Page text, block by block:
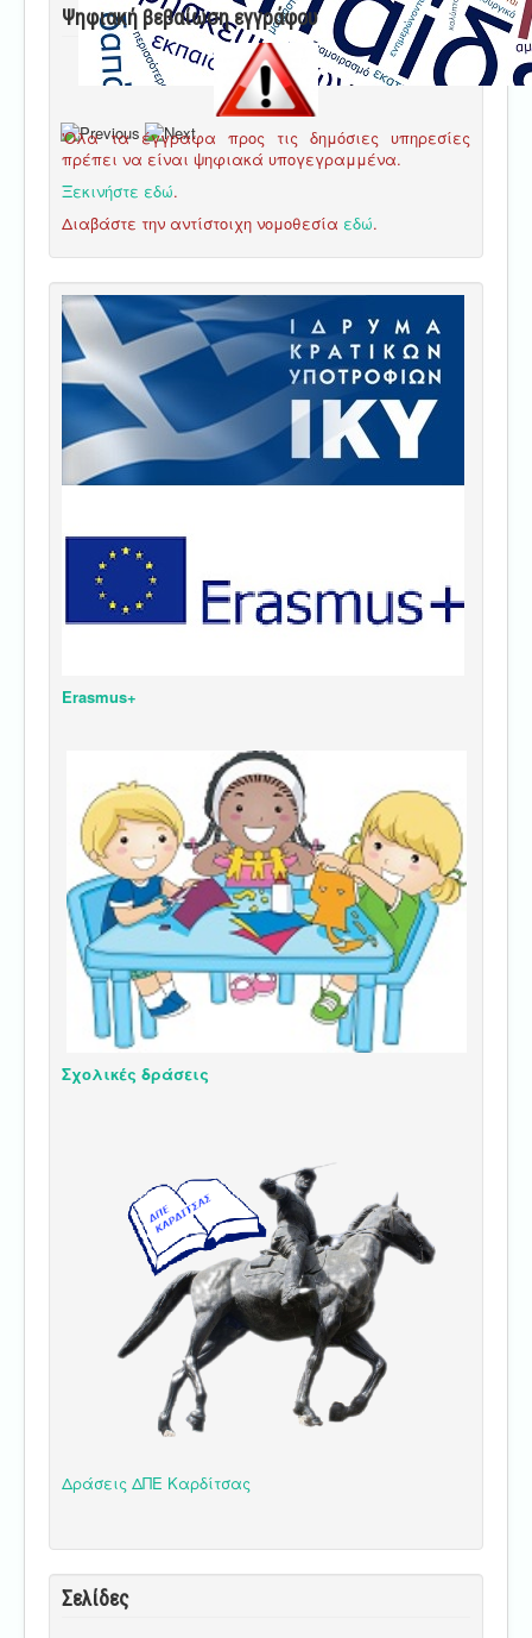
Ψηφιακή βεβαίωση εγγράφου
'Ολα τα έγγραφα προς τις δημόσιες υπηρεσίες
πρέπει να είναι ψηφιακά υπογεγραμμένα.
Ξεκινήστε εδώ.
Διαβάστε την αντίστοιχη νομοθεσία εδώ.
Erasmus+
Σχολικές δράσεις
Δράσεις ΔΠΕ Καρδίτσας
Σελίδες